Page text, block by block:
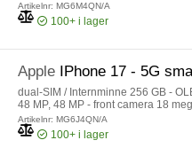
Artikelnr: MG6M4QN/A
100+ i lager
Apple IPhone 17 - 5G
dual-SIM / Internminne 256 GB -
48 MP, 48 MP - front camera 18
Artikelnr: MG6J4QN/A
100+ i lager